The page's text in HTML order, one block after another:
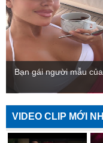
Bạn gái người mẫu của
VIDEO CLIP MỚI